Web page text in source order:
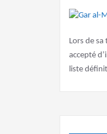
Lors de
accepté
liste